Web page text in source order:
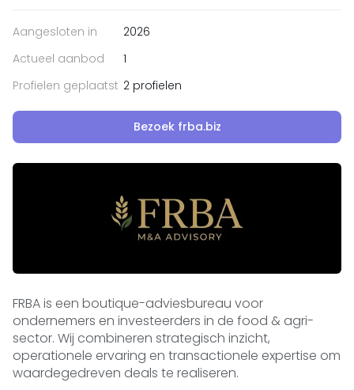
Aangesloten in
2026
Actueel aanbod
1
Profielen geplaatst 2 profielen
Bezoek frba.biz
FRBA is een boutique-adviesbureau voor
ondernemers en investeerders in de food & agri-
sector. Wij combineren strategisch inzicht,
operationele ervaring en transactionele expertise om
waardegedreven deals te realiseren.